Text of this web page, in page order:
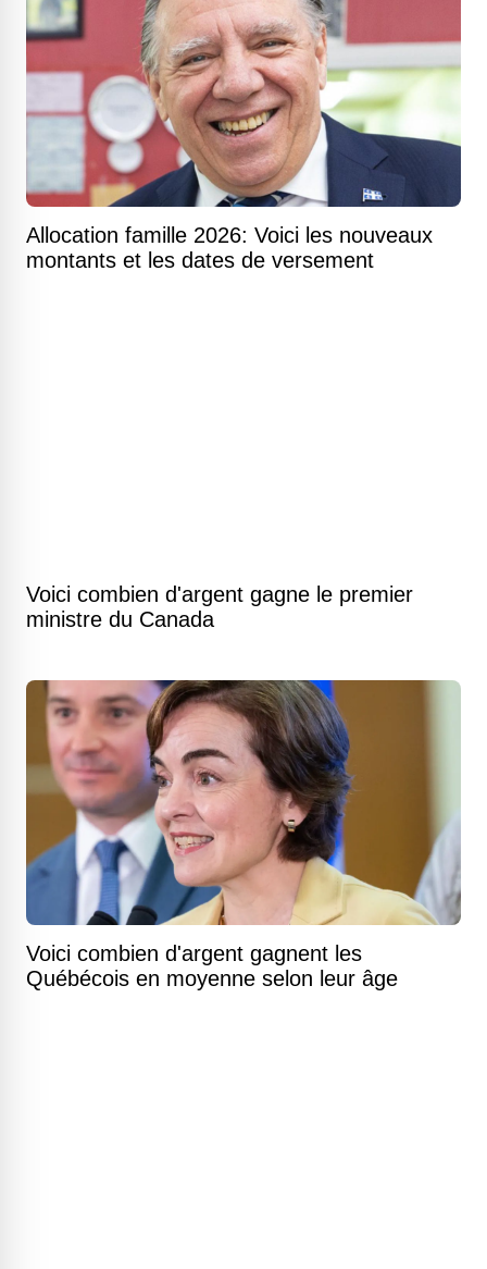
Allocation famille 2026: Voici les nouveaux
montants et les dates de versement
Voici combien d'argent gagne le premier
ministre du Canada
Voici combien d'argent gagnent les
Québécois en moyenne selon leur âge